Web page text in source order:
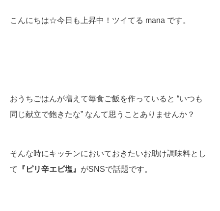
こんにちは☆今日も上昇中！ツイてる mana です。
おうちごはんが増えて毎食ご飯を作っていると “いつも
同じ献立で飽きたな” なんて思うことありませんか？
そんな時にキッチンにおいておきたいお助け調味料とし
て
『ピリ辛エビ塩』 がSNSで話題です。